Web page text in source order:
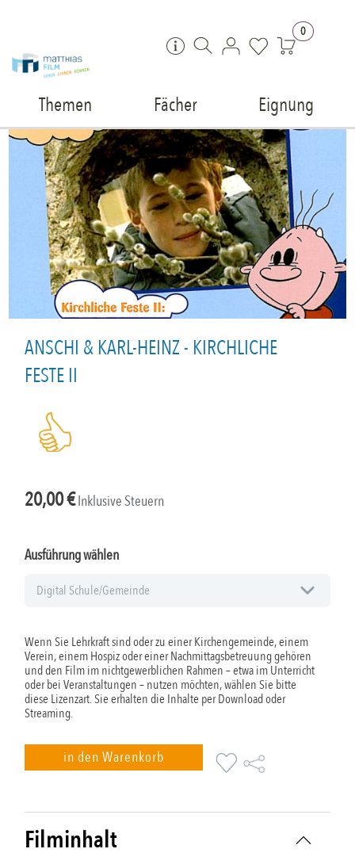
0
Themen Fächer Eignung
ANSCHI & KARL-HEINZ - KIRCHLICHE
FESTE II
20,00€Inklusive Steuern
Ausführung wählen
Wenn Sie Lehrkraft sind oder zu einer Kirchengemeinde, einem
Verein, einem Hospiz oder einer Nachmittagsbetreuung gehören
und den Film im nichtgewerblichen Rahmen – etwa im Unterricht
oder bei Veranstaltungen – nutzen möchten, wählen Sie bitte
diese Lizenzart. Sie erhalten die Inhalte per Download oder
Streaming.
in den Warenkorb
Filminhalt